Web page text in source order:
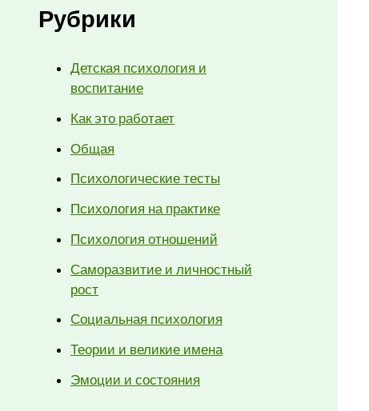
Рубрики
Детская психология и
воспитание
Как это работает
Общая
Психологические тесты
Психология на практике
Психология отношений
Саморазвитие и личностный
рост
Социальная психология
Теории и великие имена
Эмоции и состояния